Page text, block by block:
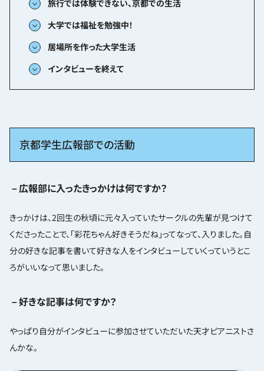
旅行では体験できない、京都での生活
大学では福祉を勉強中！
居場所を作った大学生活
インタビューを終えて
京都学生広報部での活動
－広報部に入ったきっかけは何ですか？
きっかけは、2回生の秋頃に元々入っていたサークルの先輩が見つけて
くださったことで、「彩花ちゃん好きそうだね」ってなって、入りました。自
分の好きな記事を書いて好きな人をインタビューしていくっていうとこ
ろがいいなって思いました。
－好きな記事は何ですか？
やっぱり自分がインタビューに参加させていただいた天才ピアニストさ
んかな。